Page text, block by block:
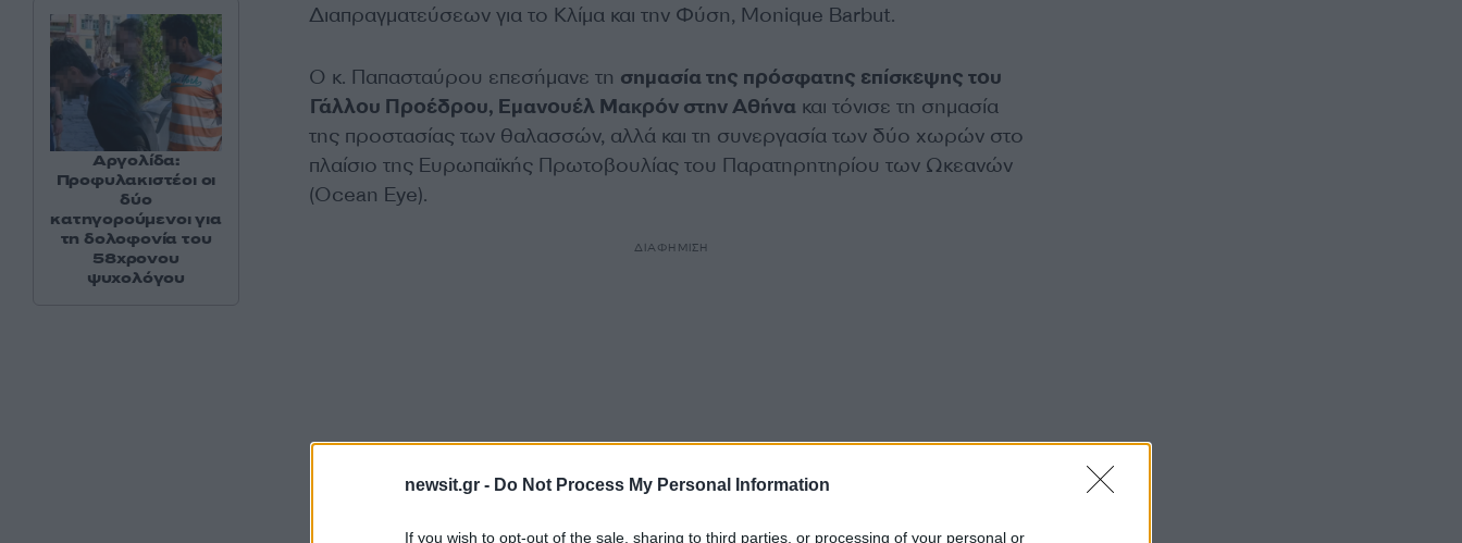
newsit.gr - Do Not Process My Personal Information
If you wish to opt-out of the sale, sharing to third parties, or processing of your personal or
Διαπραγματεύσεων για το Κλίμα και την Φύση, Monique Barbut.
Ο κ. Παπασταύρου επεσήμανε τη σημασία της πρόσφατης επίσκεψης του
Γάλλου Προέδρου, Εμανουέλ Μακρόν στην Αθήνακαι τόνισε τη σημασία
της προστασίας των θαλασσών, αλλά και τη συνεργασία των δύο χωρών στο
πλαίσιο της Ευρωπαϊκής Πρωτοβουλίας του Παρατηρητηρίου των Ωκεανών
(Ocean Eye).
ΔΙΑΦΗΜΙΣΗ
Αργολίδα:
Προφυλακιστέοι οι
δύο
κατηγορούμενοι για
τη δολοφονία του
58χρονου
ψυχολόγου